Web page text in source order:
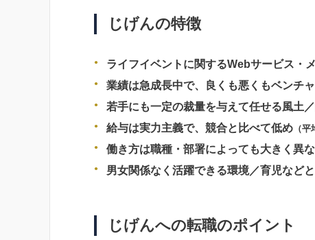
じげんの特徴
ライフイベントに関するWebサービス・
業績は急成長中で、良くも悪くもベンチ
若手にも一定の裁量を与えて任せる風土
給与は実力主義で、競合と比べて低め （
働き方は職種・部署によっても大きく異
男女関係なく活躍できる環境／育児など
じげんへの転職のポイント